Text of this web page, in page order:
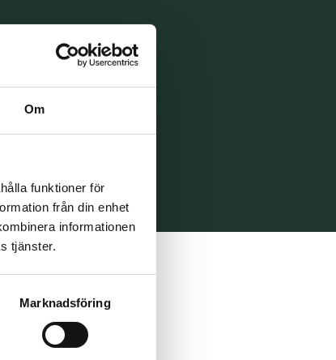
Om
funktioner för
från din enhet
informationen
tjänster.
Marknadsföring